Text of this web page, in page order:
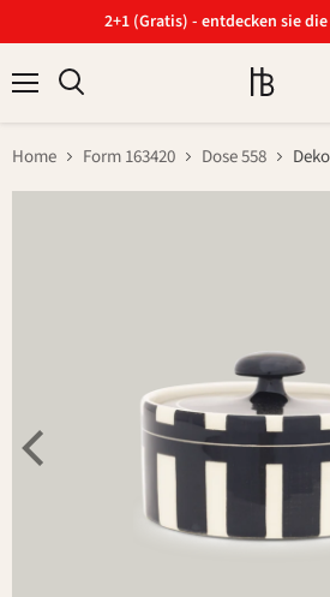
2+1 (Gratis) - entdecken sie
Home Form 163420 Dose 558